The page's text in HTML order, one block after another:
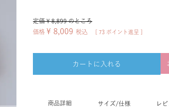
定価 ¥ 8,899 のところ
価格 ¥ 8,009 税込 73 ポイント進呈 ]
カートに入れる
商品詳細 サイズ/仕様 レ